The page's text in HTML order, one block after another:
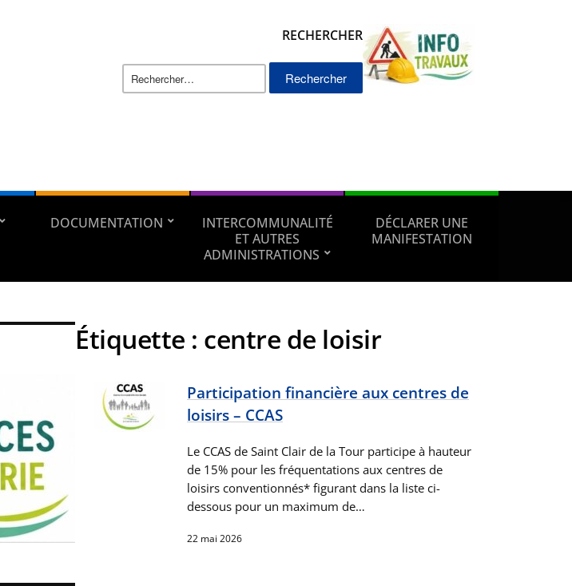
RECHERCHER
Rechercher :
DOCUMENTATION
INTERCOMMUNALITÉ
ET AUTRES
ADMINISTRATIONS
DÉCLARER UNE
MANIFESTATION
Étiquette : centre de loisir
Participation financière aux centres de
loisirs – CCAS
Le CCAS de Saint Clair de la Tour participe à hauteur
de 15% pour les fréquentations aux centres de
loisirs conventionnés* figurant dans la liste ci-
dessous pour un maximum de…
22 mai 2026